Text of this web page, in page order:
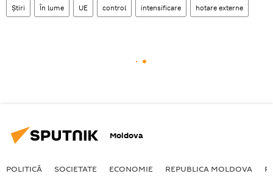
Știri În lume UE control intensificare hotare externe
Moldova
POLITICĂ SOCIETATE ECONOMIE REPUBLICA MOLDOVA